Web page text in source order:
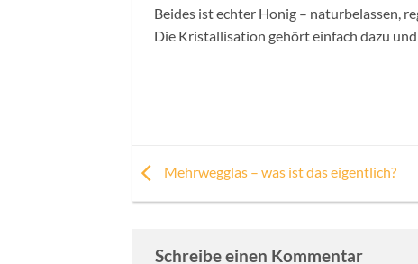
Beides ist echter Honig – naturbelassen,
Die Kristallisation gehört einfach dazu
Mehrwegglas – was ist das eigentlich?
Schreibe einen Kommentar